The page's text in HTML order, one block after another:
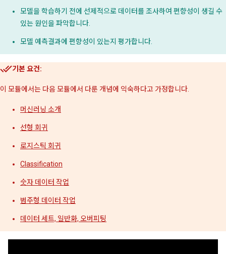
모델을 학습하기 전에 선제적으로 데이터를 조사하여 편향성이 생길 수
있는 원인을 파악합니다.
모델 예측결과에 편향성이 있는지 평가합니다.
기본 요건:
이 모듈에서는 다음 모듈에서 다룬 개념에 익숙하다고 가정합니다.
머신러닝 소개
선형 회귀
로지스틱 회귀
Classification
숫자 데이터 작업
범주형 데이터 작업
데이터 세트, 일반화, 오버피팅